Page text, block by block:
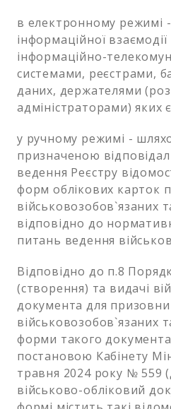
в електронному режимі
інформаційної
інформаційно-
системами, реєстрами,
даних, держателями
адміністраторами) яких
у ручному режимі -
призначеною
ведення Реєстру
форм облікових карток
військовозобов`язаних
відповідно до
питань ведення
Відповідно до п.8
(створення) та видачі
документа для
військовозобов`язаних
форми такого
постановою Кабінету
травня 2024 року № 559
військово-обліковий